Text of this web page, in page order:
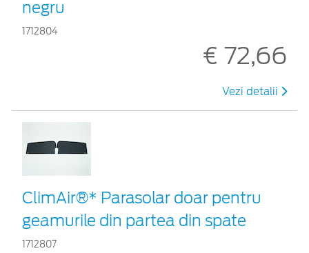
negru
1712804
€ 72,66
Vezi detalii
ClimAir®* Parasolar doar pentru
geamurile din partea din spate
1712807